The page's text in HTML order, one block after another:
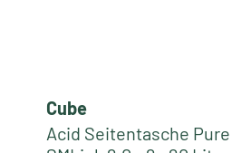
Cube
Acid Seitentasche